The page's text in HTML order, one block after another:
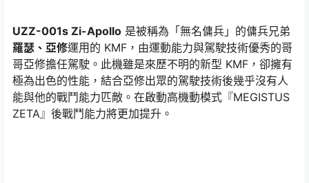
UZZ-001s Zi-Apollo 是被稱為「無名傭兵」的傭兵兄弟
羅瑟、亞修運用的 KMF，由運動能力與駕駛技術優秀的哥
哥亞修擔任駕駛。此機雖是來歷不明的新型 KMF，卻擁有
極為出色的性能，結合亞修出眾的駕駛技術後幾乎沒有人
能與他的戰鬥能力匹敵。在啟動高機動模式『MEGISTUS
ZETA』後戰鬥能力將更加提升。